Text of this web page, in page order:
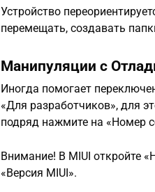
Устройство
перемещать, создавать
Манипуляции с
Иногда помогает
«Для разработчиков», для
подряд нажмите на «Номер
Внимание! В MIUI откройте
«Версия MIUI».